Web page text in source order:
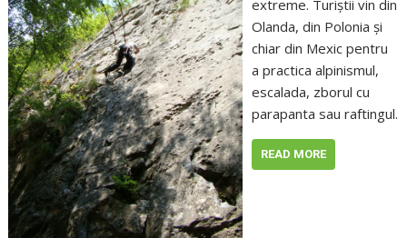
extreme. Turiştii vin din
Olanda, din Polonia şi
chiar din Mexic pentru
a practica alpinismul,
escalada, zborul cu
parapanta sau raftingul.
READ MORE